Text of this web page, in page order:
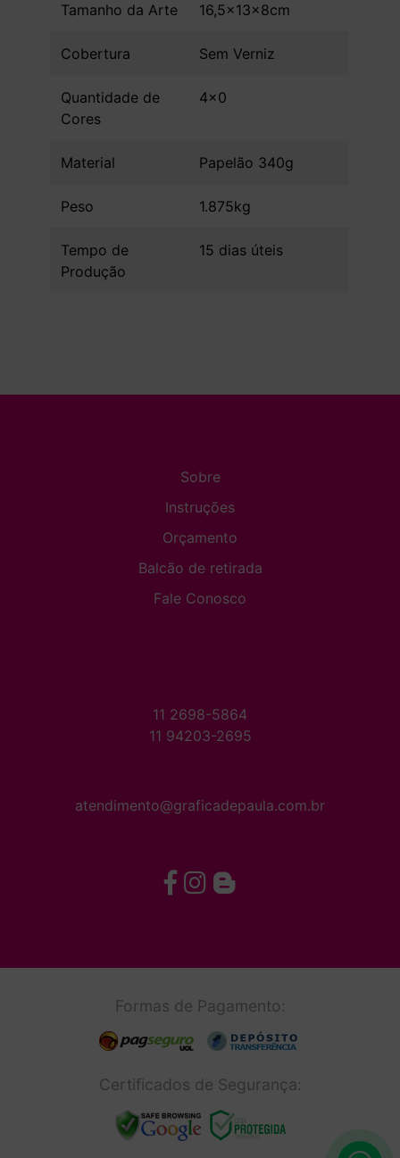
Tamanho da Arte 16,5x13x8cm
Cobertura Sem Verniz
Quantidade de
Cores
4x0
Material Papelão 340g
Peso 1.875kg
Tempo de
Produção
15 dias úteis
Sobre
Instruções
Orçamento
Balcão de retirada
Fale Conosco
11 2698-5864
11 94203-2695
atendimento@graficadepaula.com.br
Formas de Pagamento:
Certificados de Segurança: